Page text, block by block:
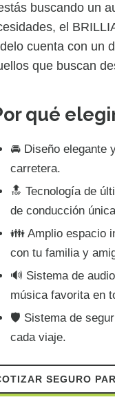
buscando un
el
cuenta con un
que buscan
qué
🚘 Diseño elegante
carretera.
🔝 Tecnología de
de conducción
👪 Amplio espacio
con tu familia y
🔊 Sistema de
música favorita en
🛡️ Sistema de
cada viaje.
SEGURO